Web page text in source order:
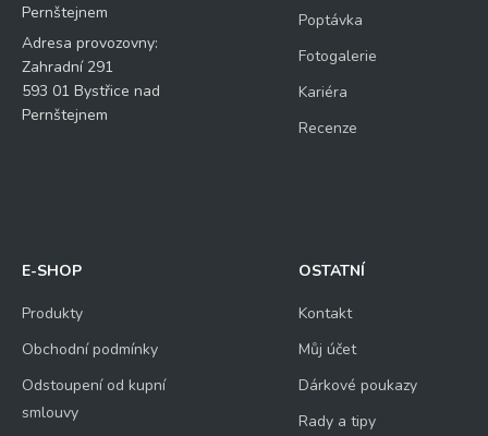
Pernštejnem
Adresa provozovny:
Zahradní 291
593 01 Bystřice nad
Pernštejnem
Poptávka
Fotogalerie
Kariéra
Recenze
E-SHOP
Produkty
Obchodní podmínky
Odstoupení od kupní
smlouvy
OSTATNÍ
Kontakt
Můj účet
Dárkové poukazy
Rady a tipy